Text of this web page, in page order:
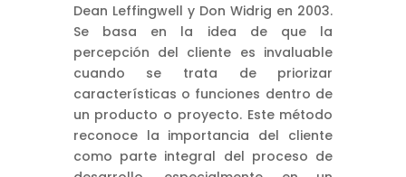
Dean Leffingwell y Don Widrig en 2003.
Se basa en la idea de que la
percepción del cliente es invaluable
cuando se trata de priorizar
características o funciones dentro de
un producto o proyecto. Este método
reconoce la importancia del cliente
como parte integral del proceso de